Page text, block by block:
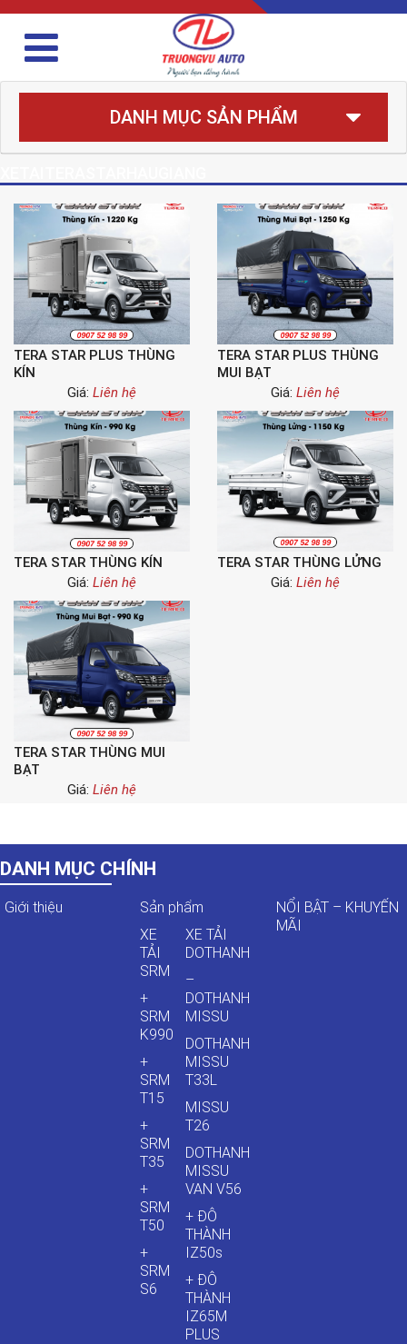
DANH MỤC SẢN PHẨM
TERA STAR PLUS THÙNG
KÍN
Giá: Liên hệ
TERA STAR PLUS THÙNG
MUI BẠT
Giá: Liên hệ
TERA STAR THÙNG KÍN
Giá: Liên hệ
TERA STAR THÙNG LỬNG
Giá: Liên hệ
TERA STAR THÙNG MUI
BẠT
Giá: Liên hệ
DANH MỤC CHÍNH
Giới thiệu
Sản phẩm
XE
TẢI
SRM
+
SRM
K990
+
SRM
T15
+
SRM
T35
+
SRM
T50
+
SRM
S6
XE TẢI
DOTHANH
–
DOTHANH
MISSU
DOTHANH
MISSU
T33L
MISSU
T26
DOTHANH
MISSU
VAN V56
+ ĐÔ
THÀNH
IZ50s
+ ĐÔ
THÀNH
IZ65M
PLUS
NỔI BẬT – KHUYẾN
MÃI